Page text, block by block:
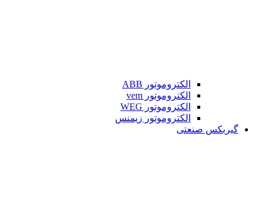
الکتروموتور ABB
الکتروموتور vem
الکتروموتور WEG
الکتروموتور زیمنس
گیربکس صنعتی